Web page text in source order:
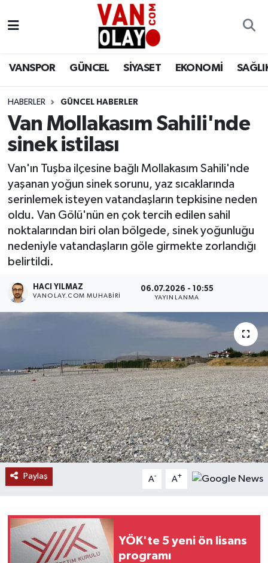
VANSPOR GÜNCEL SİYASET EKONOMİ
HABERLER GÜNCEL HABERLER
Van Mollakasım Sahili'nde
sinek istilası
Van'ın Tuşba ilçesine bağlı Mollakasım Sahili'nde
yaşanan yoğun sinek sorunu, yaz sıcaklarında
serinlemek isteyen vatandaşların tepkisine neden
oldu. Van Gölü'nün en çok tercih edilen sahil
noktalarından biri olan bölgede, sinek yoğunluğu
nedeniyle vatandaşların göle girmekte zorlandığı
belirtildi.
HACI YILMAZ
VANOLAY.COM MUHABIRI
06.07.2026 - 10:55
YAYINLANMA
Paylaş A- A+
YÖK'te 5 yeni ön lisans
programı
Siyaset
Ekonomi
Sağlık
Eğitim
Bilim & Teknoloji
Dünya
RESMİ İLANLAR
Van Nöbetçi Eczaneler
Van Namaz Vakitleri
Van Trafik Yoğunluk Haritası
Süper Lig Puan Durumu ve Fikstür
Tüm Manşetler
Son Dakika Haberleri
Haber Arşivi